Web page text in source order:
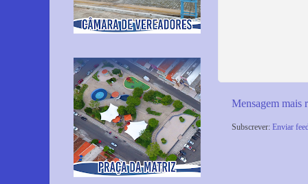
Mensagem mais
Subscrever: Enviar